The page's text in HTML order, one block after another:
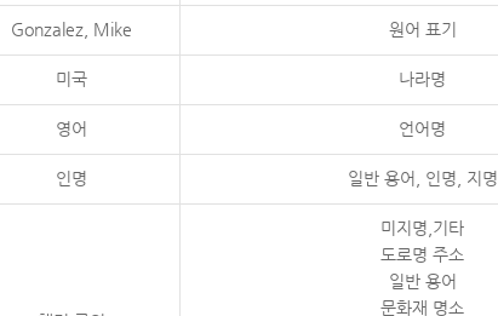
Gonzalez, Mike 원어 표기
미국 나라명
영어 언어명
인명 일반 용어, 인명, 지명
미지명,기타
도로명 주소
일반 용어
문화재 명소